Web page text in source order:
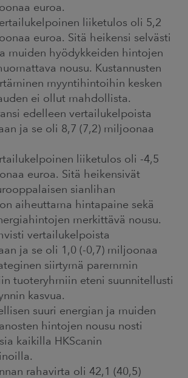
euroa.
liiketulos oli 5,2
euroa. Sitä heikensi selvästi
muiden hyödykkeiden hintojen
nousu. Kustannusten
myyntihintoihin kesken
ei ollut mahdollista.
edelleen vertailukelpoista
ja se oli 8,7 (7,2) miljoonaa
liiketulos oli -4,5
euroa. Sitä heikensivät
sianlihan
aiheuttama hintapaine sekä
merkittävä nousu.
vertailukelpoista
ja se oli 1,0 (-0,7) miljoonaa
siirtymä paremmin
tuoteryhmiin eteni suunnitellusti
kasvua.
suuri energian ja muiden
hintojen nousu nosti
kaikilla HKScanin
rahavirta oli 42,1 (40,5)